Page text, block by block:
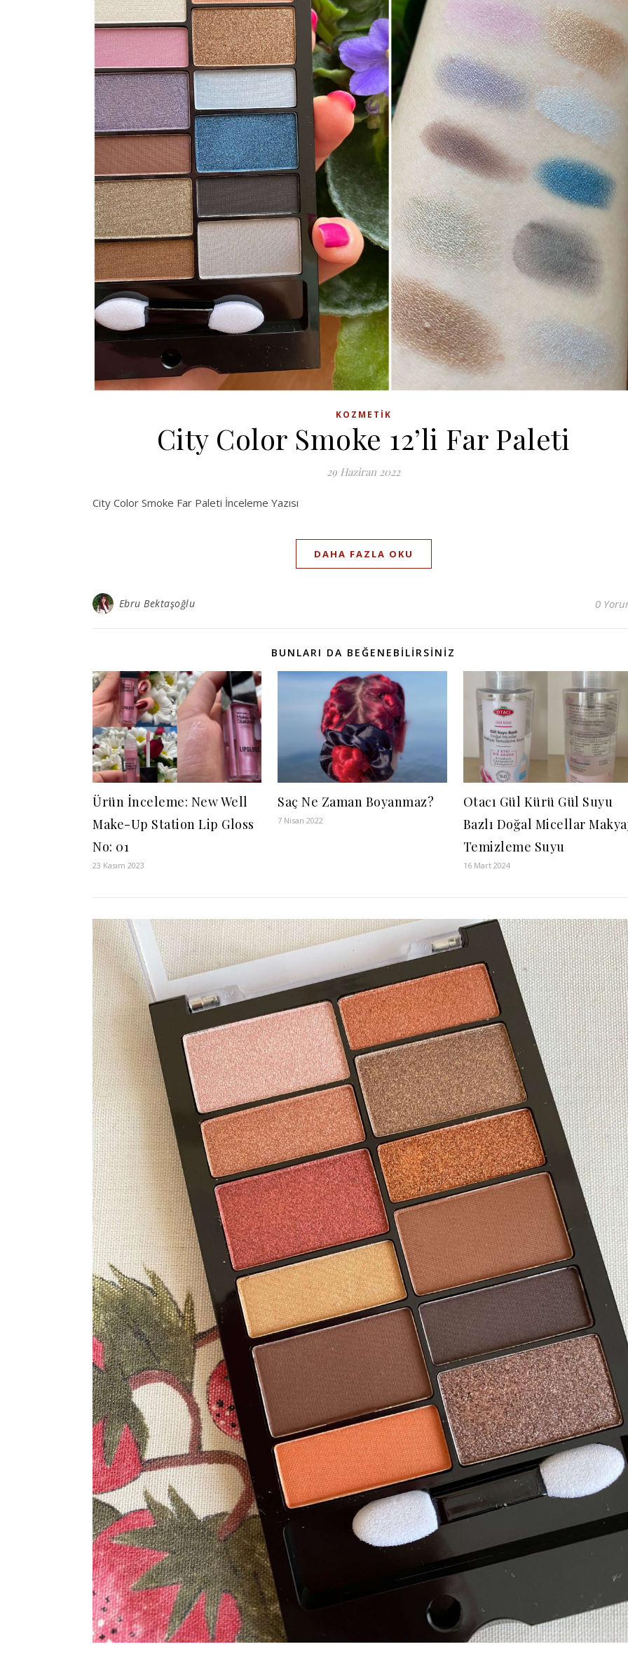
KOZMETIK
City Color Smoke 12’li Far Paleti
29 Haziran 2022
City Color Smoke Far Paleti İnceleme Yazısı
DAHA FAZLA OKU
Ebru Bektaşoğlu 0
BUNLARI DA BEĞENEBILIRSINIZ
Ürün İnceleme: New Well
Make-Up Station Lip Gloss
No: 01
23 Kasım 2023
Saç Ne Zaman Boyanmaz?
7 Nisan 2022
Otacı Gül Kürü Gül Suyu
Bazlı Doğal Micellar
Temizleme Suyu
16 Mart 2024